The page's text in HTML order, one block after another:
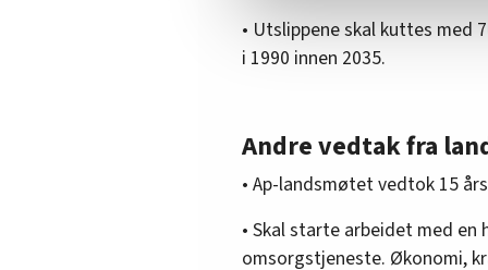
• Utslippene skal kuttes med
i 1990 innen 2035.
Andre vedtak fra
• Ap-landsmøtet vedtok 15
• Skal starte arbeidet med
omsorgstjeneste. Økonomi,